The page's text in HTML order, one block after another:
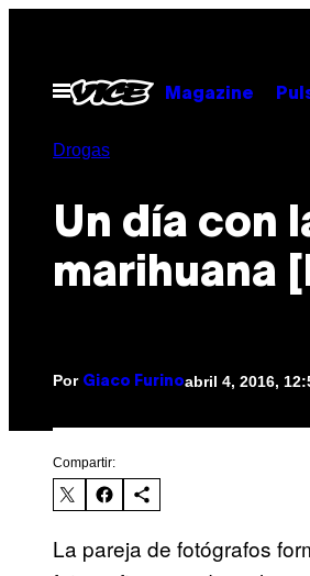
contenido
Abrir
Menú
Magazine
Drogas
Un día con
marihuana
Por Giaco Furinoabril 4, 2016,
Compartir:
La pareja de fotógrafos